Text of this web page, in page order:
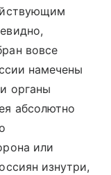
вовсе
намечены
органы
абсолютно
или
изнутри,